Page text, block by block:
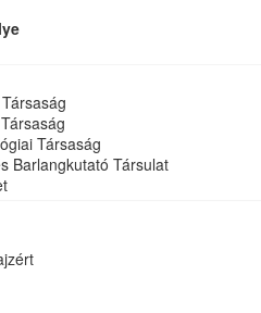
Társaság
Barlangkutató Társulat